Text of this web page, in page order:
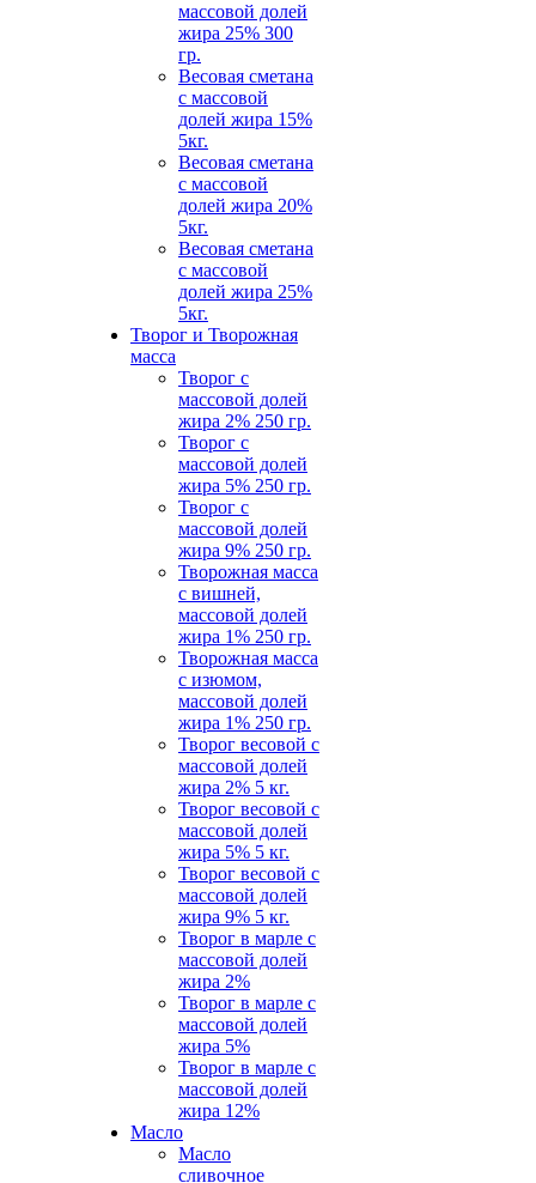
массовой долей
жира 25% 300
гр.
Весовая сметана
с массовой
долей жира 15%
5кг.
Весовая сметана
с массовой
долей жира 20%
5кг.
Весовая сметана
с массовой
долей жира 25%
5кг.
Творог и Творожная
масса
Творог с
массовой долей
жира 2% 250 гр.
Творог с
массовой долей
жира 5% 250 гр.
Творог с
массовой долей
жира 9% 250 гр.
Творожная масса
с вишней,
массовой долей
жира 1% 250 гр.
Творожная масса
с изюмом,
массовой долей
жира 1% 250 гр.
Творог весовой с
массовой долей
жира 2% 5 кг.
Творог весовой с
массовой долей
жира 5% 5 кг.
Творог весовой с
массовой долей
жира 9% 5 кг.
Творог в марле с
массовой долей
жира 2%
Творог в марле с
массовой долей
жира 5%
Творог в марле с
массовой долей
жира 12%
Масло
Масло
сливочное